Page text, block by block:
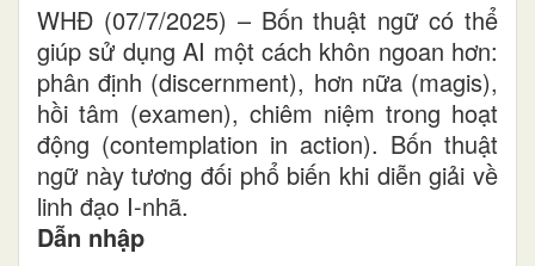
WHĐ (07/7/2025) – Bốn thuật ngữ có thể
giúp sử dụng AI một cách khôn ngoan hơn:
phân định (discernment), hơn nữa (magis),
hồi tâm (examen), chiêm niệm trong hoạt
động (contemplation in action). Bốn thuật
ngữ này tương đối phổ biến khi diễn giải về
linh đạo I-nhã.
Dẫn nhập